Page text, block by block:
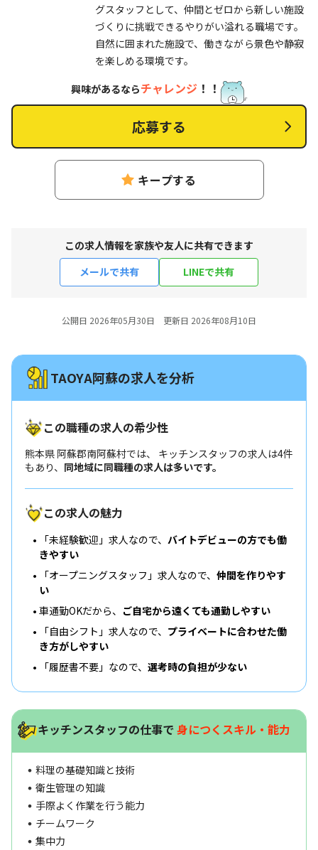
グスタッフとして、仲間とゼロから新しい施設
づくりに挑戦できるやりがい溢れる職場です。
自然に囲まれた施設で、働きながら景色や静寂
を楽しめる環境です。
キープする
興味があるならチャレンジ ！！
応募する
この求人情報を家族や友人に共有できます
メールで共有
LINEで共有
公開日 2026年05月30日 更新日 2026年08月10日
TAOYA阿蘇の求人を分析
この職種の求人の希少性
熊本県 阿蘇郡南阿蘇村では、 キッチンスタッフの求人は4件
もあり、 同地域に同職種の求人は多いです。
この求人の魅力
「未経験歓迎」求人なので、 バイトデビューの方でも働
きやすい
「オープニングスタッフ」求人なので、 仲間を作りやす
い
車通勤OKだから、 ご自宅から遠くても通勤しやすい
「自由シフト」求人なので、 プライベートに合わせた働
き方がしやすい
「履歴書不要」なので、 選考時の負担が少ない
キッチンスタッフの仕事で 身につくスキル・能力
料理の基礎知識と技術
衛生管理の知識
手際よく作業を行う能力
チームワーク
集中力